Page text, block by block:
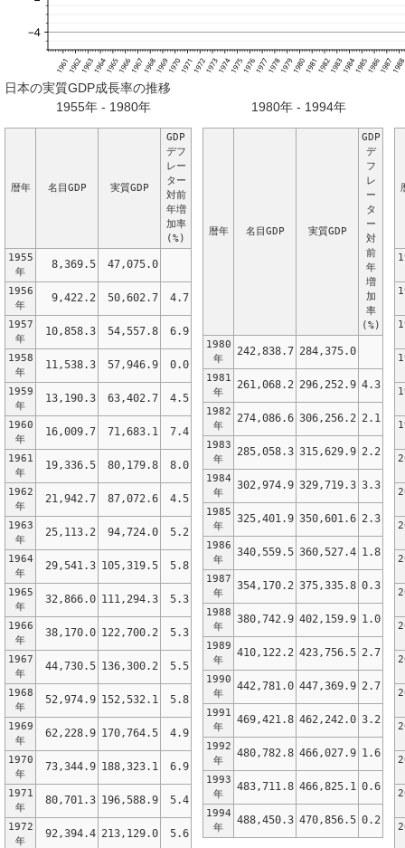
日本の実質GDP成長率の推移
1955年 - 1980年
1980年 - 1994年
暦年 名目GDP 実質GDP
GDP
デフ
レー
ター
対前
年増
加率
(%)
1955
年
8,369.5 47,075.0
1956
年
9,422.2 50,602.7 4.7
1957
年
10,858.3 54,557.8 6.9
1958
年
11,538.3 57,946.9 0.0
1959
年
13,190.3 63,402.7 4.5
1960
年
16,009.7 71,683.1 7.4
1961
年
19,336.5 80,179.8 8.0
1962
年
21,942.7 87,072.6 4.5
1963
年
25,113.2 94,724.0 5.2
1964
年
29,541.3 105,319.5 5.8
1965
年
32,866.0 111,294.3 5.3
1966
年
38,170.0 122,700.2 5.3
1967
年
44,730.5 136,300.2 5.5
1968
年
52,974.9 152,532.1 5.8
1969
年
62,228.9 170,764.5 4.9
1970
年
73,344.9 188,323.1 6.9
1971
年
80,701.3 196,588.9 5.4
1972
年
92,394.4 213,129.0 5.6
暦年 名目GDP 実質GDP
GDP
デ
フ
レ
ー
タ
ー
対
前
年
増
加
率
(%)
1980
年
242,838.7 284,375.0
1981
年
261,068.2 296,252.9 4.3
1982
年
274,086.6 306,256.2 2.1
1983
年
285,058.3 315,629.9 2.2
1984
年
302,974.9 329,719.3 3.3
1985
年
325,401.9 350,601.6 2.3
1986
年
340,559.5 360,527.4 1.8
1987
年
354,170.2 375,335.8 0.3
1988
年
380,742.9 402,159.9 1.0
1989
年
410,122.2 423,756.5 2.7
1990
年
442,781.0 447,369.9 2.7
1991
年
469,421.8 462,242.0 3.2
1992
年
480,782.8 466,027.9 1.6
1993
年
483,711.8 466,825.1 0.6
1994
年
488,450.3 470,856.5 0.2